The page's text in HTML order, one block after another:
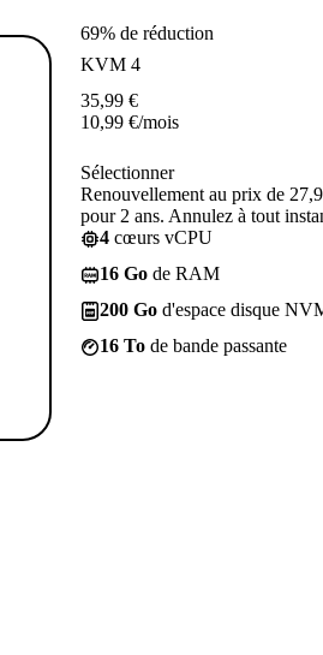
69% de réduction
KVM 4
35,99 €
10,99 €/mois
Sélectionner
Renouvellement au prix de
pour 2 ans. Annulez à tout
4 cœurs vCPU
16 Go de RAM
200 Go d'espace disque
16 To de bande passante